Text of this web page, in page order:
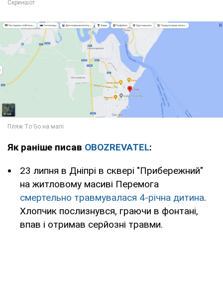
Як раніше писав OBOZREVATEL:
23 липня в Дніпрі в сквері "Прибережний"
на житловому масиві Перемога
смертельно травмувалася 4-річна дитина.
Хлопчик послизнувся, граючи в фонтані,
впав і отримав серйозні травми.